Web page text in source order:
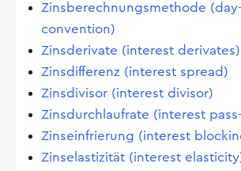
Zinsberechnungsmethode
convention)
Zinsderivate (interest derivates)
Zinsdifferenz (interest spread)
Zinsdivisor (interest divisor)
Zinsdurchlaufrate (interest
Zinseinfrierung (interest
Zinselastizität (interest